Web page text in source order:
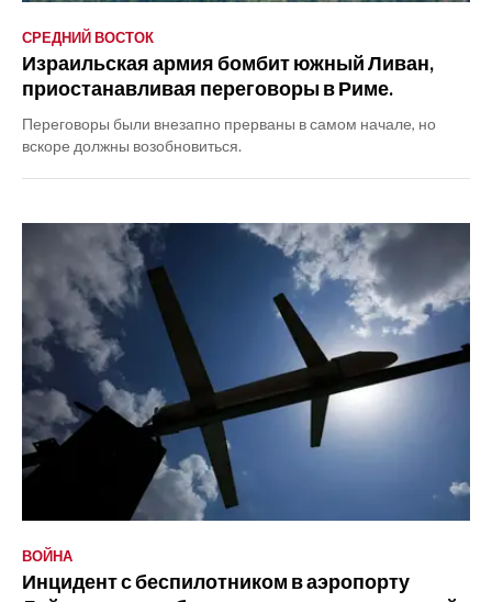
СРЕДНИЙ ВОСТОК
Израильская армия бомбит южный Ливан,
приостанавливая переговоры в Риме.
Переговоры были внезапно прерваны в самом начале, но
вскоре должны возобновиться.
ВОЙНА
Инцидент с беспилотником в аэропорту